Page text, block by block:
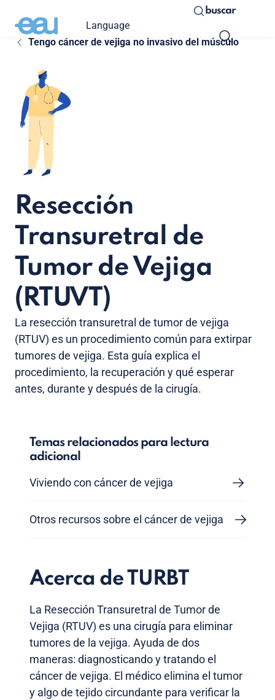
Language
buscar
Tengo cáncer de vejiga no invasivo del músculo
Resección
Transuretral de
Tumor de Vejiga
(RTUVT)
La resección transuretral de tumor de vejiga
(RTUV) es un procedimiento común para extirpar
tumores de vejiga. Esta guía explica el
procedimiento, la recuperación y qué esperar
antes, durante y después de la cirugía.
Temas relacionados para lectura
adicional
Viviendo con cáncer de vejiga
Otros recursos sobre el cáncer de vejiga
Acerca de TURBT
La Resección Transuretral de Tumor de
Vejiga (RTUV) es una cirugía para eliminar
tumores de la vejiga. Ayuda de dos
maneras: diagnosticando y tratando el
cáncer de vejiga. El médico elimina el tumor
y algo de tejido circundante para verificar la